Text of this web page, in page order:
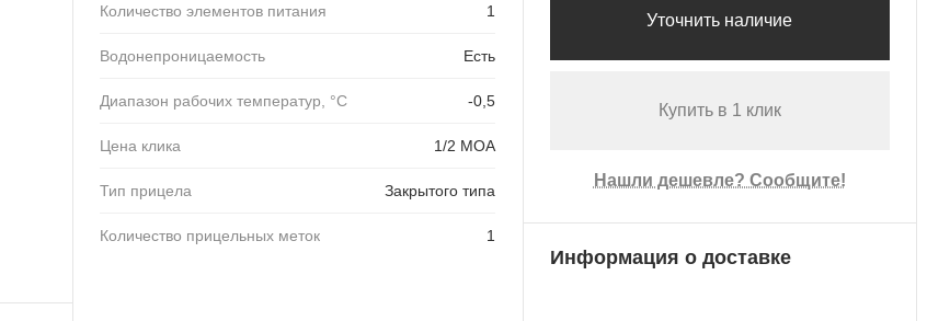
Количество элементов питания 1
Водонепроницаемость Есть
Диапазон рабочих температур, °C -0,5
Цена клика 1/2 MOA
Тип прицела Закрытого типа
Количество прицельных меток 1
Уточнить наличие
Купить в 1 клик
Нашли дешевле? Сообщите!
Информация о доставке